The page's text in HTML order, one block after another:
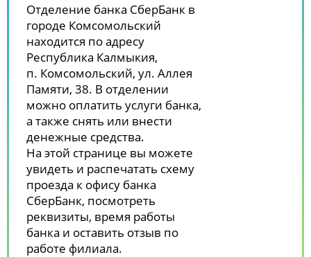
Отделение банка СберБанк в
городе Комсомольский
находится по адресу
Республика Калмыкия,
п. Комсомольский, ул. Аллея
Памяти, 38. В отделении
можно оплатить услуги банка,
а также снять или внести
денежные средства.
На этой странице вы можете
увидеть и распечатать схему
проезда к офису банка
СберБанк, посмотреть
реквизиты, время работы
банка и оставить отзыв по
работе филиала.